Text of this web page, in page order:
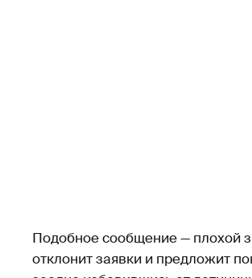
Подобное сообщение — плохой
отклонит заявки и предложит